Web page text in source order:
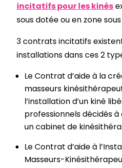
incitatifs pour les kinés
sous dotée ou en zone
3 contrats incitatifs
installations dans ces 2
Le Contrat d’aide à la
masseurs
l’installation d’un kiné
professionnels décidés
un cabinet de
Le Contrat d’aide à
Masseurs-